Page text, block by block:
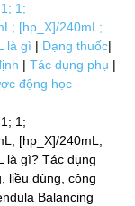
1;
[hp_X]/240mL;
là gì | Dạng thuốc|
| Tác dụng phụ |
động học
1;
[hp_X]/240mL;
là gì? Tác dụng
liều dùng, công
Balancing